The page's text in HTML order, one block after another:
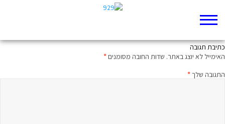
כתיבת תגובה
האימייל לא יוצג באתר. שדות החובה מסומנים*
התגובה שלך*